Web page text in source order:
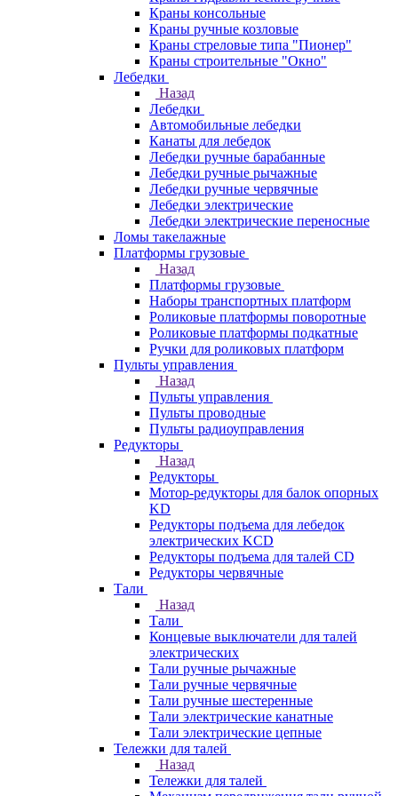
Краны консольные
Краны ручные козловые
Краны стреловые типа "Пионер"
Краны строительные "Окно"
Лебедки
Назад
Лебедки
Автомобильные лебедки
Канаты для лебедок
Лебедки ручные барабанные
Лебедки ручные рычажные
Лебедки ручные червячные
Лебедки электрические
Лебедки электрические переносные
Ломы такелажные
Платформы грузовые
Назад
Платформы грузовые
Наборы транспортных платформ
Роликовые платформы поворотные
Роликовые платформы подкатные
Ручки для роликовых платформ
Пульты управления
Назад
Пульты управления
Пульты проводные
Пульты радиоуправления
Редукторы
Назад
Редукторы
Мотор-редукторы для балок опорных
KD
Редукторы подъема для лебедок
электрических KCD
Редукторы подъема для талей CD
Редукторы червячные
Тали
Назад
Тали
Концевые выключатели для талей
электрических
Тали ручные рычажные
Тали ручные червячные
Тали ручные шестеренные
Тали электрические канатные
Тали электрические цепные
Тележки для талей
Назад
Тележки для талей